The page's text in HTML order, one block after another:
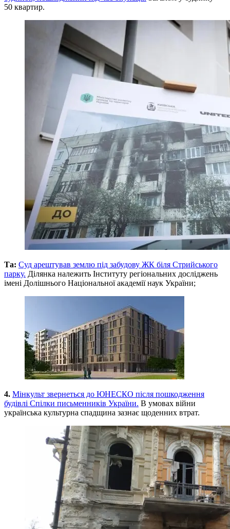
50 квартир.
Та: Суд арештував землю під забудову ЖК біля Стрийського
парку. Ділянка належить Інституту регіональних досліджень
імені Долішнього Національної академії наук України;
4. Мінкульт звернеться до ЮНЕСКО після пошкодження
будівлі Спілки письменників України. В умовах війни
українська культурна спадщина зазнає щоденних втрат.